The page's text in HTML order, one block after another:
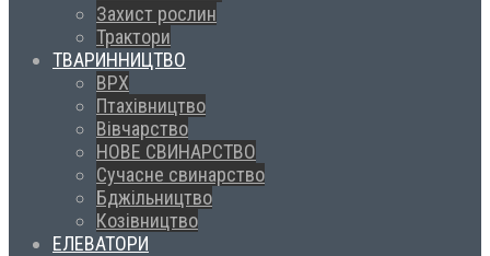
Захист рослин
Трактори
ТВАРИННИЦТВО
ВРХ
Птахівництво
Вівчарство
НОВЕ СВИНАРСТВО
Сучасне свинарство
Бджільництво
Козівництво
ЕЛЕВАТОРИ